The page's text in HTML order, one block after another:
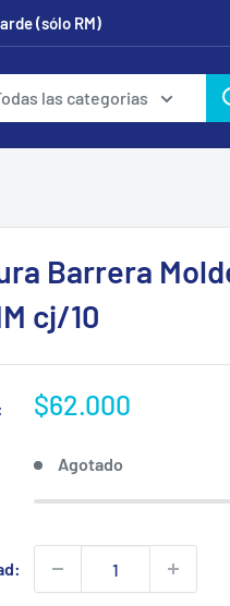
(sólo RM)
las categorias
Barrera
cj/10
Precio
venta
$62.000
Agotado